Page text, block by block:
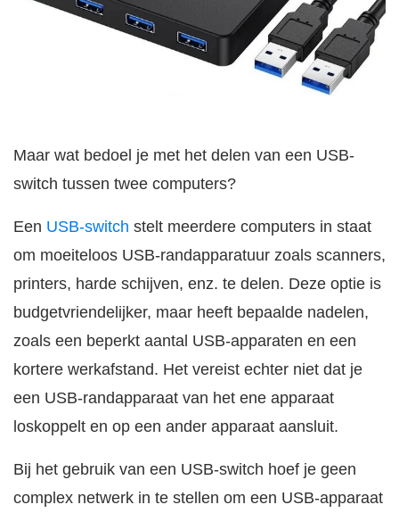
Maar wat bedoel je met het delen van een USB-
switch tussen twee computers?
Een USB-switch stelt meerdere computers in staat
om moeiteloos USB-randapparatuur zoals scanners,
printers, harde schijven, enz. te delen. Deze optie is
budgetvriendelijker, maar heeft bepaalde nadelen,
zoals een beperkt aantal USB-apparaten en een
kortere werkafstand. Het vereist echter niet dat je
een USB-randapparaat van het ene apparaat
loskoppelt en op een ander apparaat aansluit.
Bij het gebruik van een USB-switch hoef je geen
complex netwerk in te stellen om een USB-apparaat